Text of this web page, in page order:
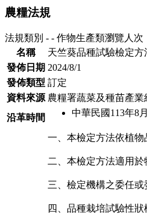
農糧法規
法規類別 - - 作物生產類瀏覽人次
名稱
天竺葵品種試驗檢定方
發佈日期 2024/8/1
發佈類型 訂定
資料來源 農糧署蔬菜及種苗產業
沿革時間
中華民國113年8
一、本檢定方法依植物
二、本檢定方法適用於
三、檢定機構之委任
四、品種栽培試驗性狀